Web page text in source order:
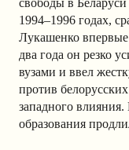
свободы в
1994–1996 годах,
Лукашенко впервые
два года он резко
вузами и ввел
против
западного влияния.
образования